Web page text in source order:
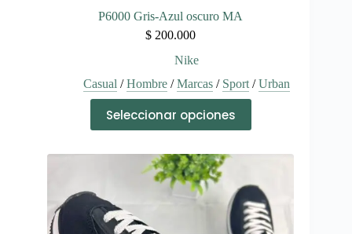
P6000 Gris-Azul oscuro MA
$ 200.000
Nike
Casual /Hombre/Marcas/ Sport/Urban
Seleccionar opciones
producto
tiene
variantes.
Las
opciones